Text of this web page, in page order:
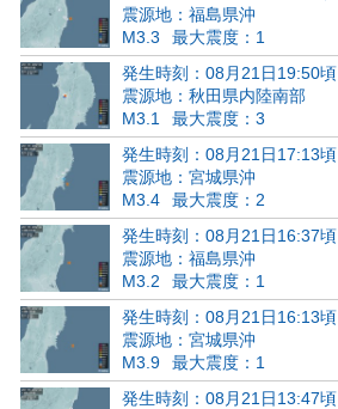
震源地：福島県沖
M3.3
最大震度：1
発生時刻：08月21日19:50頃
震源地：秋田県内陸南部
M3.1
最大震度：3
発生時刻：08月21日17:13頃
震源地：宮城県沖
M3.4
最大震度：2
発生時刻：08月21日16:37頃
震源地：福島県沖
M3.2
最大震度：1
発生時刻：08月21日16:13頃
震源地：宮城県沖
M3.9
最大震度：1
発生時刻：08月21日13:47頃